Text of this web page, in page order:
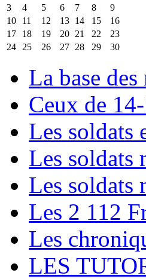
3
4 5 6 7 8
9
10
11 12 13 14 15
16
17
18 19 20 21 22
23
24
25 26 27 28 29 30
La base des
Ceux de
Les soldats
Les soldats
Les soldats
Les 2 112
Les
LES